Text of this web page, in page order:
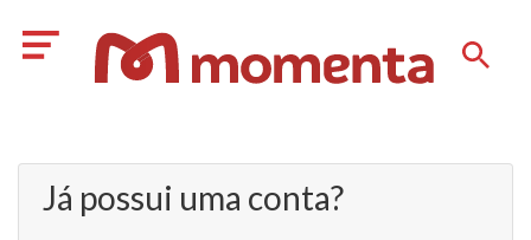
Já possui uma conta?